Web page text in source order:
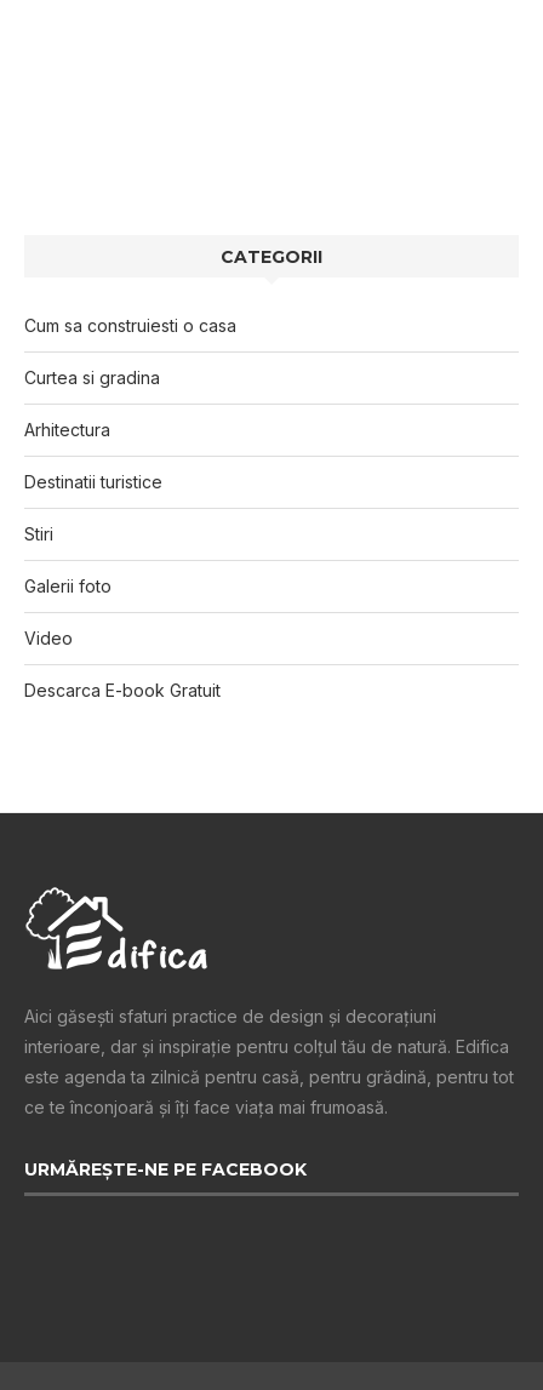
CATEGORII
Cum sa construiesti o casa
Curtea si gradina
Arhitectura
Destinatii turistice
Stiri
Galerii foto
Video
Descarca E-book Gratuit
Aici găsești sfaturi practice de design şi decoraţiuni
interioare, dar și inspiraţie pentru colţul tău de natură. Edifica
este agenda ta zilnică pentru casă, pentru grădină, pentru tot
ce te înconjoară şi îţi face viaţa mai frumoasă.
URMĂREȘTE-NE PE FACEBOOK